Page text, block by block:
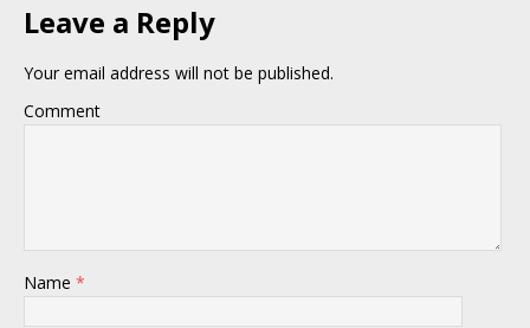
Leave a Reply
Your email address will not be published.
Comment
Name *